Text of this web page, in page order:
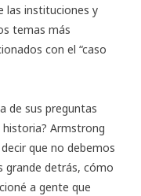
las instituciones y
temas más
con el “caso
de sus preguntas
historia? Armstrong
que no debemos
grande detrás, cómo
a gente que